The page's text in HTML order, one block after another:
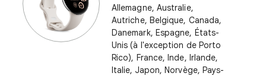
Allemagne, Australie,
Autriche, Belgique, Canada,
Danemark, Espagne, États-
Unis (à l'exception de Porto
Rico), France, Inde, Irlande,
Italie, Japon, Norvège, Pays-